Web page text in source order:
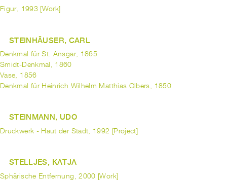
Figur, 1993 [Work]
STEINHÄUSER, CARL
Denkmal für St. Ansgar, 1865
Smidt-Denkmal, 1860
Vase, 1856
Denkmal für Heinrich Wilhelm Matthias Olbers, 1850
STEINMANN, UDO
Druckwerk - Haut der Stadt, 1992 [Project]
STELLJES, KATJA
Sphärische Entfernung, 2000 [Work]